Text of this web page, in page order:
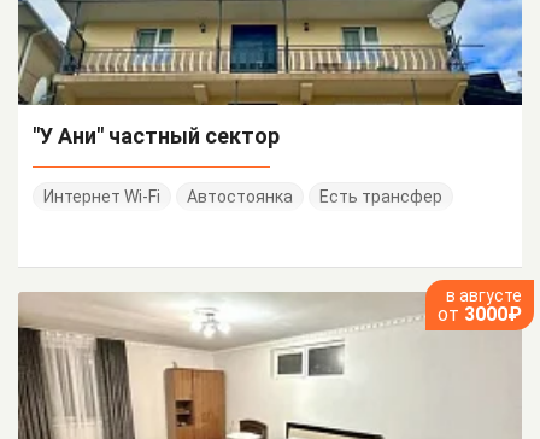
"У Ани" частный сектор
Интернет Wi-Fi Автостоянка Есть трансфер
в августе
от 3000₽